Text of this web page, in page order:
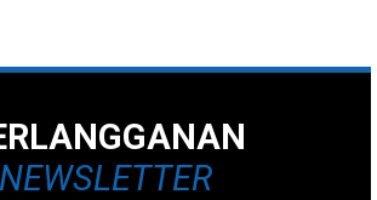
NEWSLETTER